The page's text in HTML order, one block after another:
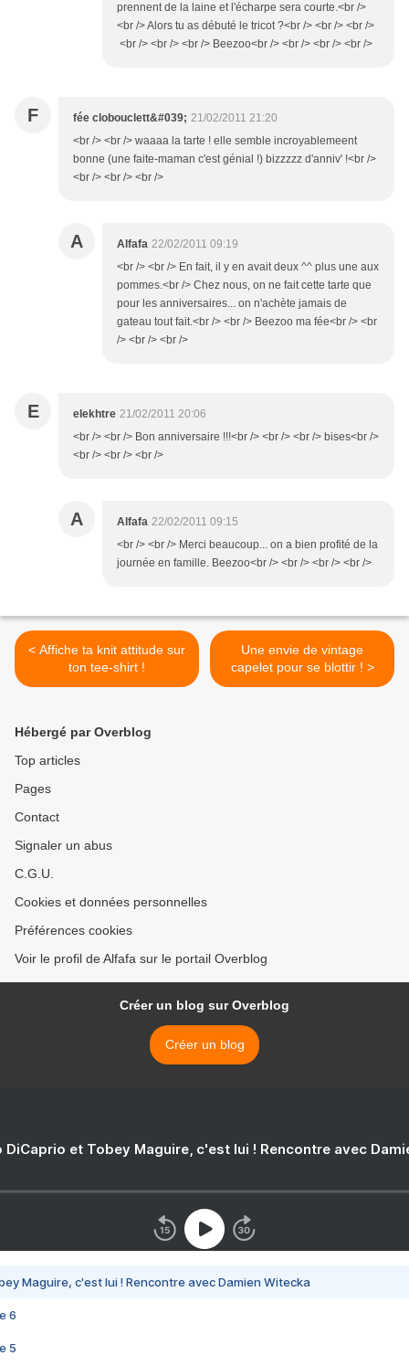
prennent de la laine et l'écharpe sera courte.<br />
<br /> Alors tu as débuté le tricot ?<br /> <br /> <br />
<br /> <br /> <br /> Beezoo<br /> <br /> <br /> <br />
F fée clobouclett&#039; 21/02/2011 21:20
<br /> <br /> waaaa la tarte ! elle semble incroyablemeent
bonne (une faite-maman c'est génial !) bizzzzz d'anniv' !<br />
<br /> <br /> <br />
A Alfafa 22/02/2011 09:19
<br /> <br /> En fait, il y en avait deux ^^ plus une aux
pommes.<br /> Chez nous, on ne fait cette tarte que
pour les anniversaires... on n'achète jamais de
gateau tout fait.<br /> <br /> Beezoo ma fée<br /> <br
/> <br /> <br />
E elekhtre 21/02/2011 20:06
<br /> <br /> Bon anniversaire !!!<br /> <br /> <br /> bises<br />
<br /> <br /> <br />
A Alfafa 22/02/2011 09:15
<br /> <br /> Merci beaucoup... on a bien profité de la
journée en famille. Beezoo<br /> <br /> <br /> <br />
< Affiche ta knit attitude sur
ton tee-shirt !
Une envie de vintage
capelet pour se blottir ! >
Hébergé par Overblog
Top articles
Pages
Contact
Signaler un abus
C.G.U.
Cookies et données personnelles
Préférences cookies
Voir le profil de Alfafa sur le portail Overblog
Créer un blog sur Overblog
Créer un blog
DiCaprio et Tobey Maguire, c'est lui ! Rencontre avec
Maguire, c'est lui ! Rencontre avec Damien Witecka
6
5